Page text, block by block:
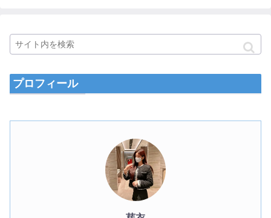
プロフィール